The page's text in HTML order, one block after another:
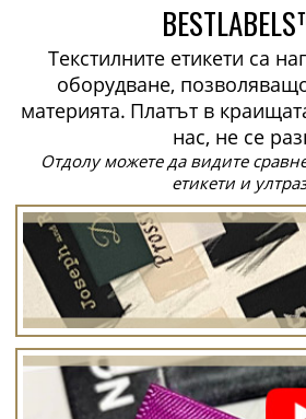
Текстилните етикети са
оборудване,
материята. Платът в
нас, не се
Отдолу можете да видите
етикети и